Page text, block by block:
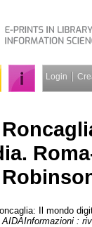
Login
Il mondo
AIDAInformazioni :